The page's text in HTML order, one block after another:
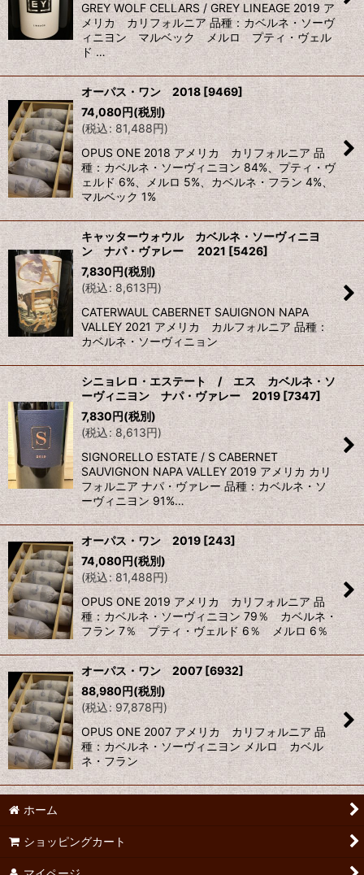
GREY WOLF CELLARS / GREY LINEAGE 2019 ア
メリカ カリフォルニア 品種：カベルネ・ソーヴ
ィニヨン マルベック メルロ プティ・ヴェル
ド …
オーパス・ワン 2018 [9469]
74,080円(税別)
(税込: 81,488円)
OPUS ONE 2018 アメリカ カリフォルニア 品
種：カベルネ・ソーヴィニヨン 84%、プティ・ヴ
ェルド 6%、メルロ 5%、カベルネ・フラン 4%、
マルベック 1%
キャッターウォウル カベルネ・ソーヴィニヨ
ン ナパ・ヴァレー 2021 [5426]
7,830円(税別)
(税込: 8,613円)
CATERWAUL CABERNET SAUIGNON NAPA
VALLEY 2021 アメリカ カルフォルニア 品種：
カベルネ・ソーヴィニョン
シニョレロ・エステート / エス カベルネ・ソ
ーヴィニヨン ナパ・ヴァレー 2019 [7347]
7,830円(税別)
(税込: 8,613円)
SIGNORELLO ESTATE / S CABERNET
SAUVIGNON NAPA VALLEY 2019 アメリカ カリ
フォルニア ナパ・ヴァレー 品種：カベルネ・ソ
ーヴィニヨン 91%…
オーパス・ワン 2019 [243]
74,080円(税別)
(税込: 81,488円)
OPUS ONE 2019 アメリカ カリフォルニア 品
種：カベルネ・ソーヴィニヨン 79％ カベルネ・
フラン 7％ プティ・ヴェルド 6％ メルロ 6％
オーパス・ワン 2007[6932]
88,980円(税別)
(税込: 97,878円)
OPUS ONE 2007 アメリカ カリフォルニア 品
種：カベルネ・ソーヴィニヨン メルロ カベル
ネ・フラン
ホーム
ショッピングカート